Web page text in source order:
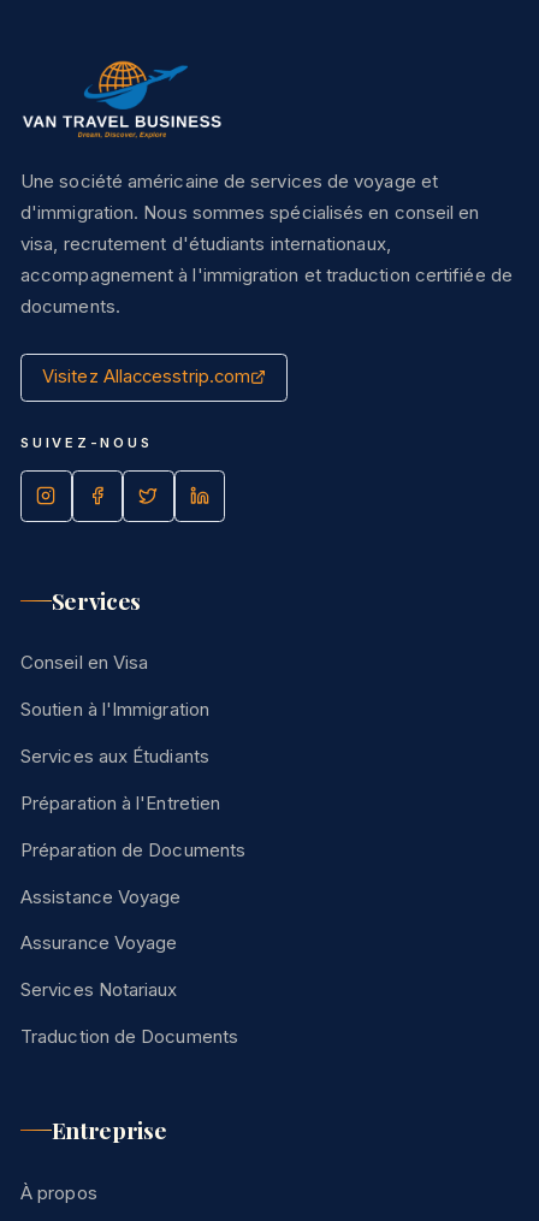
Une société américaine de services de voyage et
d'immigration. Nous sommes spécialisés en conseil en
visa, recrutement d'étudiants internationaux,
accompagnement à l'immigration et traduction certifiée de
documents.
Visitez Allaccesstrip.com
SUIVEZ-NOUS
Services
Conseil en Visa
Soutien à l'Immigration
Services aux Étudiants
Préparation à l'Entretien
Préparation de Documents
Assistance Voyage
Assurance Voyage
Services Notariaux
Traduction de Documents
Entreprise
À propos